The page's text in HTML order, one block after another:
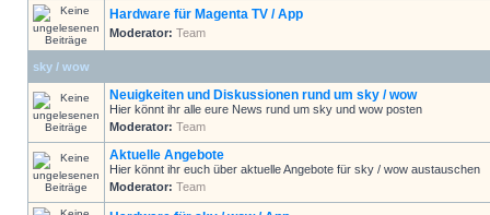
Hardware für Magenta TV / App
Moderator: Team
sky / wow
Neuigkeiten und Diskussionen rund um sky / wow
Hier könnt ihr alle eure News rund um sky und wow posten
Moderator: Team
Aktuelle Angebote
Hier könnt ihr euch über aktuelle Angebote für sky / wow austauschen
Moderator: Team